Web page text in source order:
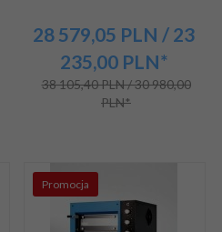
28 579,05 PLN / 23
235,00 PLN*
38 105,40 PLN / 30 980,00
PLN*
Promocja